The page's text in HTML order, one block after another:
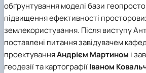
обґрунтування моделі бази
підвищення ефективності
землекористування. Після виступу
поставлені питання завідувачем
проектуванняАндрієм Мартином і
геодезії та картографіїІваном